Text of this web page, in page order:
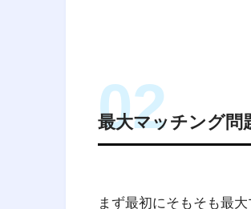
最大マッチング問
まず最初にそもそも最